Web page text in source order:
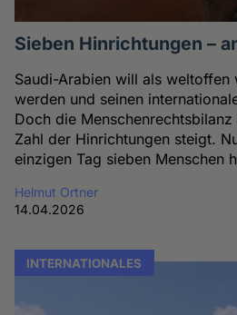
Sieben Hinrichtungen –
Saudi-Arabien will als weltoffen
werden und seinen
Doch die
Zahl der Hinrichtungen steigt.
einzigen Tag sieben Menschen
Helmut Ortner
14.04.2026
INTERNATIONALES